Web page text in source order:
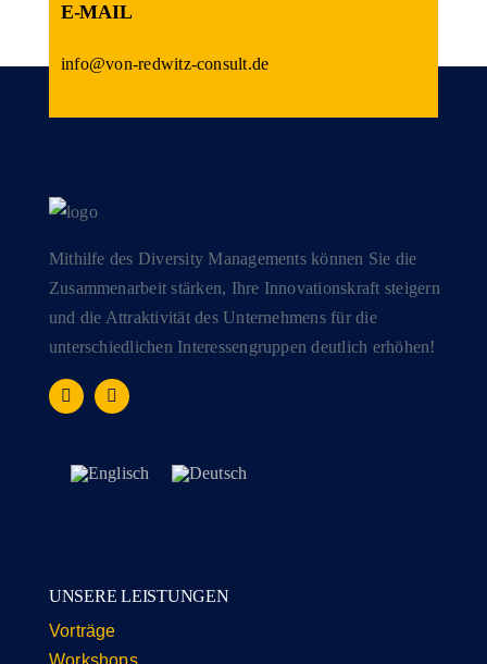
E-MAIL
info@von-redwitz-consult.de
Mithilfe des Diversity Managements können Sie die
Zusammenarbeit stärken, Ihre Innovationskraft steigern
und die Attraktivität des Unternehmens für die
unterschiedlichen Interessengruppen deutlich erhöhen!
UNSERE LEISTUNGEN
Vorträge